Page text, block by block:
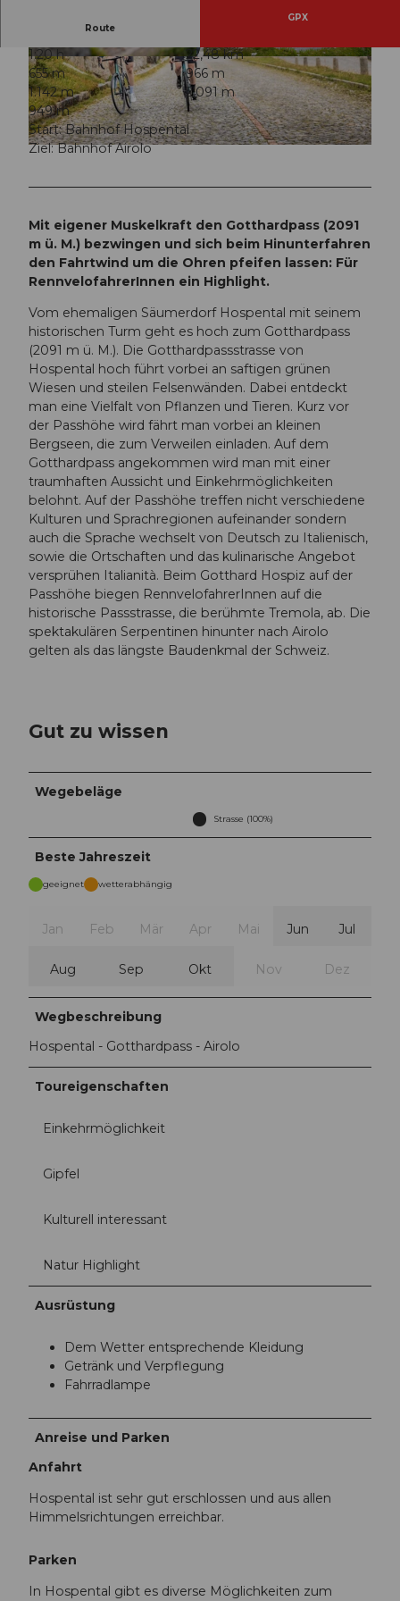
© Morris Schmid, Ferienregion Andermatt
© Andermatt-Urserntal Tourismus GmbH, Ferie
nregion Andermatt
© Andermatt-Urserntal Tourismus GmbH, Ferie
nregion Andermatt
Route
GPX
1:20 h
22,48 km
655 m
966 m
1.142 m
2.091 m
949 m
Start: Bahnhof Hospental
Ziel: Bahnhof Airolo
Mit eigener Muskelkraft den Gotthardpass (2091
m ü. M.) bezwingen und sich beim Hinunterfahren
den Fahrtwind um die Ohren pfeifen lassen: Für
RennvelofahrerInnen ein Highlight.
Vom ehemaligen Säumerdorf Hospental mit seinem
historischen Turm geht es hoch zum Gotthardpass
(2091 m ü. M.). Die Gotthardpassstrasse von
Hospental hoch führt vorbei an saftigen grünen
Wiesen und steilen Felsenwänden. Dabei entdeckt
man eine Vielfalt von Pflanzen und Tieren. Kurz vor
der Passhöhe wird fährt man vorbei an kleinen
Bergseen, die zum Verweilen einladen. Auf dem
Gotthardpass angekommen wird man mit einer
traumhaften Aussicht und Einkehrmöglichkeiten
belohnt. Auf der Passhöhe treffen nicht verschiedene
Kulturen und Sprachregionen aufeinander sondern
auch die Sprache wechselt von Deutsch zu Italienisch,
sowie die Ortschaften und das kulinarische Angebot
versprühen Italianità. Beim Gotthard Hospiz auf der
Passhöhe biegen RennvelofahrerInnen auf die
historische Passstrasse, die berühmte Tremola, ab. Die
spektakulären Serpentinen hinunter nach Airolo
gelten als das längste Baudenkmal der Schweiz.
Gut zu wissen
Wegebeläge
Strasse (100%)
Beste Jahreszeit
geeignet wetterabhängig
Jan Feb Mär Apr Mai Jun Jul
Aug Sep Okt Nov Dez
Wegbeschreibung
Hospental - Gotthardpass - Airolo
Toureigenschaften
Einkehrmöglichkeit
Gipfel
Kulturell interessant
Natur Highlight
Ausrüstung
Dem Wetter entsprechende Kleidung
Getränk und Verpflegung
Fahrradlampe
Anreise und Parken
Anfahrt
Hospental ist sehr gut erschlossen und aus allen
Himmelsrichtungen erreichbar.
Parken
In Hospental gibt es diverse Möglichkeiten zum